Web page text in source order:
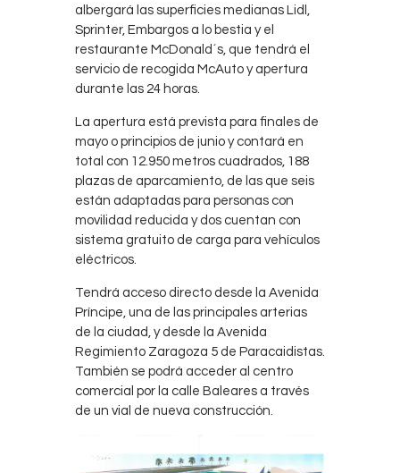
albergará las superficies medianas Lidl,
Sprinter, Embargos a lo bestia y el
restaurante McDonald´s, que tendrá el
servicio de recogida McAuto y apertura
durante las 24 horas.
La apertura está prevista para finales de
mayo o principios de junio y contará en
total con 12.950 metros cuadrados, 188
plazas de aparcamiento, de las que seis
están adaptadas para personas con
movilidad reducida y dos cuentan con
sistema gratuito de carga para vehículos
eléctricos.
Tendrá acceso directo desde la Avenida
Príncipe, una de las principales arterias
de la ciudad, y desde la Avenida
Regimiento Zaragoza 5 de Paracaidistas.
También se podrá acceder al centro
comercial por la calle Baleares a través
de un vial de nueva construcción.